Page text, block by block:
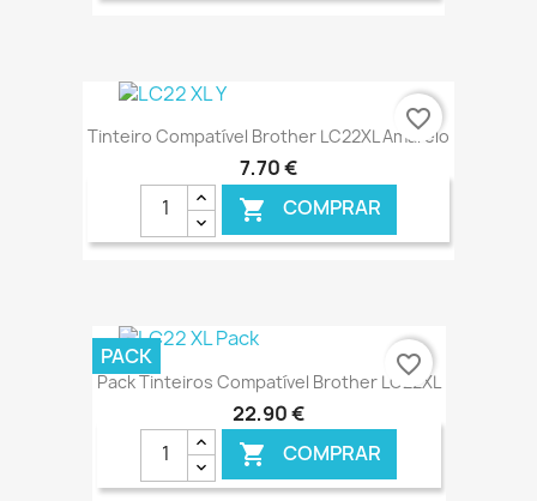
€ ONLINE
Tinteiro Compatível Brother LC22XL Amarelo
7,70 €
 COMPRAR
€ ONLINE
favorite_border
Pack Tinteiros Compatível Brother LC22XL
22,90 €
 COMPRAR
PACK favorite_border